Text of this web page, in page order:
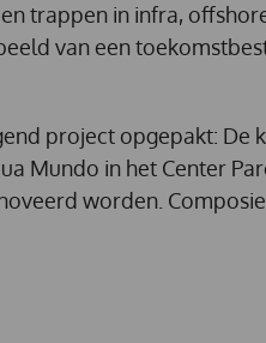
trappen in infra,
van een
project opgepakt: De
Mundo in het Center
worden.